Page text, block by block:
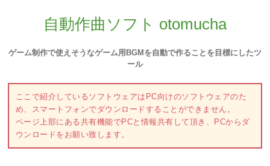
自動作曲ソフト otomucha
ゲーム制作で使えそうなゲーム用BGMを自動で作ることを目標にしたツ
ール
ここで紹介しているソフトウェアはPC向けのソフトウェアのた
め、スマートフォンでダウンロードすることができません。
ページ上部にある共有機能でPCと情報共有して頂き、PCからダ
ウンロードをお願い致します。